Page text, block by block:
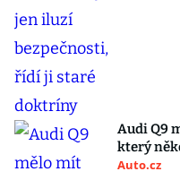
Audi Q9
který
Auto.cz